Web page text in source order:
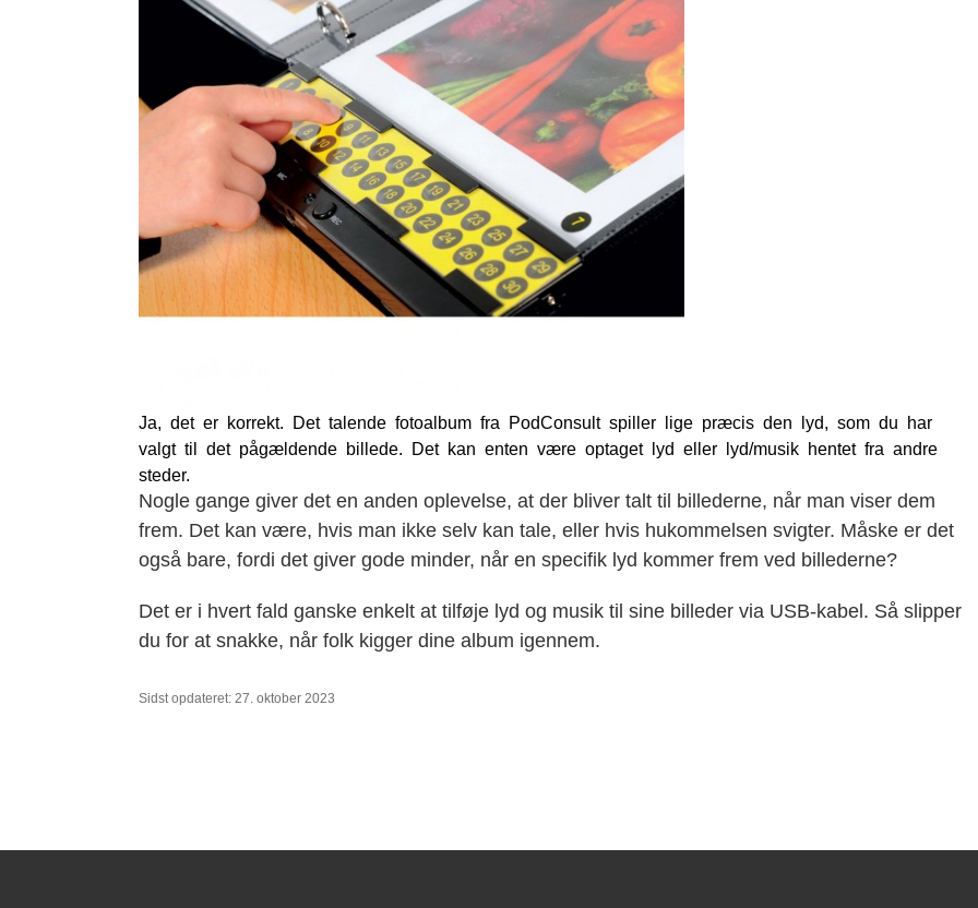
Ja, det er korrekt. Det talende fotoalbum fra PodConsult spiller lige præcis den lyd, som du har
valgt til det pågældende billede. Det kan enten være optaget lyd eller lyd/musik hentet fra andre
steder.
Nogle gange giver det en anden oplevelse, at der bliver talt til billederne, når man viser dem
frem. Det kan være, hvis man ikke selv kan tale, eller hvis hukommelsen svigter. Måske er det
også bare, fordi det giver gode minder, når en specifik lyd kommer frem ved billederne?
Det er i hvert fald ganske enkelt at tilføje lyd og musik til sine billeder via USB-kabel. Så slipper
du for at snakke, når folk kigger dine album igennem.
Sidst opdateret: 27. oktober 2023